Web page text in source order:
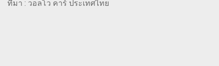
ที่มา : วอลโว คาร์ ประเทศไทย